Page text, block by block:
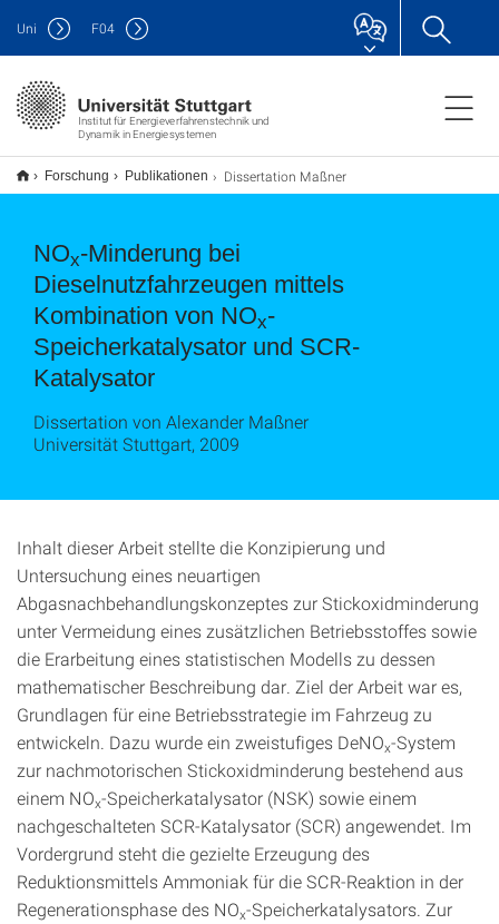
Institut für Energieverfahrenstechnik und
Dynamik in Energiesystemen
Uni F04
Forschung Publikationen Dissertation Maßner
NOx-Minderung bei
Dieselnutzfahrzeugen mittels
Kombination von NOx-
Speicherkatalysator und SCR-
Katalysator
Dissertation von Alexander Maßner
Universität Stuttgart, 2009
Inhalt dieser Arbeit stellte die Konzipierung und
Untersuchung eines neuartigen
Abgasnachbehandlungskonzeptes zur Stickoxidminderung
unter Vermeidung eines zusätzlichen Betriebsstoffes sowie
die Erarbeitung eines statistischen Modells zu dessen
mathematischer Beschreibung dar. Ziel der Arbeit war es,
Grundlagen für eine Betriebsstrategie im Fahrzeug zu
entwickeln. Dazu wurde ein zweistufiges DeNOx-System
zur nachmotorischen Stickoxidminderung bestehend aus
einem NOx-Speicherkatalysator (NSK) sowie einem
nachgeschalteten SCR-Katalysator (SCR) angewendet. Im
Vordergrund steht die gezielte Erzeugung des
Reduktionsmittels Ammoniak für die SCR-Reaktion in der
Regenerationsphase des NOx-Speicherkatalysators. Zur